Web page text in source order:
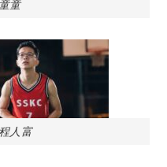
童童
人富